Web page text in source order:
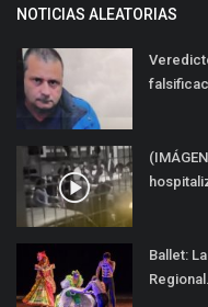
NOTICIAS ALEATORIAS
Ballet: